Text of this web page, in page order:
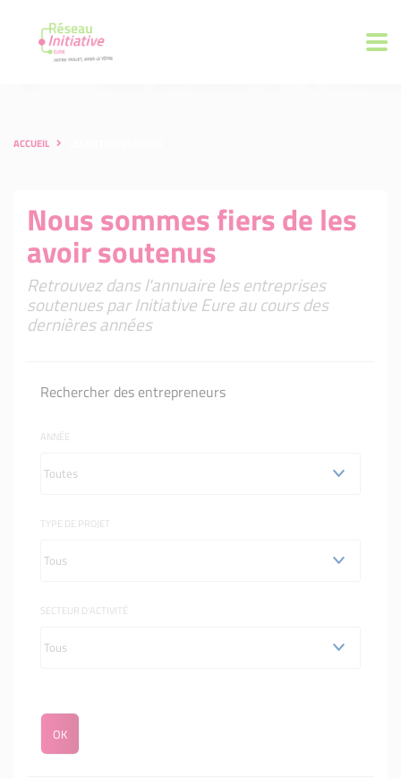
ACCUEIL
Nous sommes fiers de les
avoir soutenus
Retrouvez dans l'annuaire les entreprises
soutenues par Initiative Eure au cours des
dernières années
Rechercher des entrepreneurs
ANNÉE
TYPE DE PROJET
SECTEUR D'ACTIVITÉ